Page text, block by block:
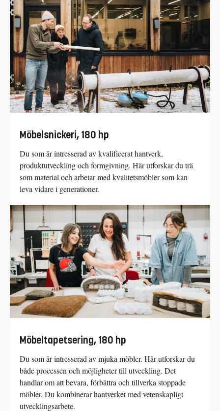
Möbelsnickeri, 180 hp
Du som är intresserad av kvalificerat hantverk,
produktutveckling och formgivning. Här utforskar du trä
som material och arbetar med kvalitetsmöbler som kan
leva vidare i generationer.
Möbeltapetsering, 180 hp
Du som är intresserad av mjuka möbler. Här utforskar du
både processen och möjligheter till utveckling. Det
handlar om att bevara, förbättra och tillverka stoppade
möbler. Du kombinerar hantverket med vetenskapligt
utvecklingsarbete.